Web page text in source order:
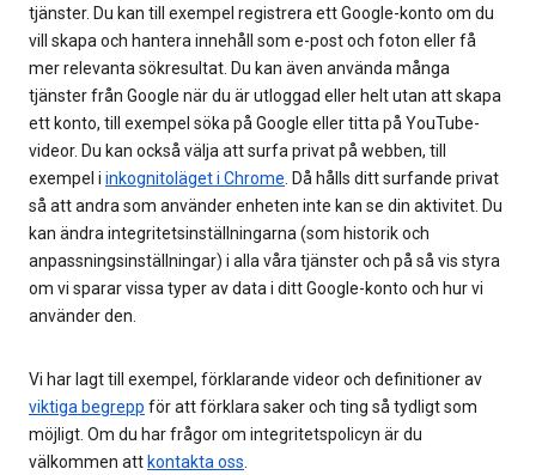
tjänster. Du kan till exempel registrera ett Google-konto om du
vill skapa och hantera innehåll som e-post och foton eller få
mer relevanta sökresultat. Du kan även använda många
tjänster från Google när du är utloggad eller helt utan att skapa
ett konto, till exempel söka på Google eller titta på YouTube-
videor. Du kan också välja att surfa privat på webben, till
exempel i inkognitoläget i Chrome . Då hålls ditt surfande privat
så att andra som använder enheten inte kan se din aktivitet. Du
kan ändra integritetsinställningarna (som historik och
anpassningsinställningar) i alla våra tjänster och på så vis styra
om vi sparar vissa typer av data i ditt Google-konto och hur vi
använder den.
Vi har lagt till exempel, förklarande videor och definitioner av
viktiga begrepp för att förklara saker och ting så tydligt som
möjligt. Om du har frågor om integritetspolicyn är du
välkommen att kontakta oss